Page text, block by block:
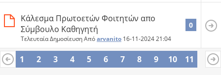
Κάλεσμα Πρωτοετών Φοιτητών απο
Σύμβουλο Καθηγητή
Τελευταία Δημοσίευση Απόarvanito 16-11-202421:04
0
1 2 3 4 5 6 7 8 9 10 11